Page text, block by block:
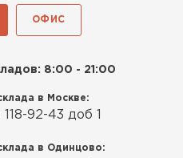
ОФИС
8:00 - 21:00
в Москве:
92-43 доб 1
в Одинцово: